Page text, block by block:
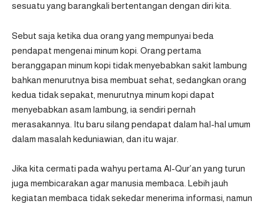
sesuatu yang barangkali bertentangan dengan diri kita.
Sebut saja ketika dua orang yang mempunyai beda
pendapat mengenai minum kopi. Orang pertama
beranggapan minum kopi tidak menyebabkan sakit lambung
bahkan menurutnya bisa membuat sehat, sedangkan orang
kedua tidak sepakat, menurutnya minum kopi dapat
menyebabkan asam lambung, ia sendiri pernah
merasakannya. Itu baru silang pendapat dalam hal-hal umum
dalam masalah keduniawian, dan itu wajar.
Jika kita cermati pada wahyu pertama Al-Qur’an yang turun
juga membicarakan agar manusia membaca. Lebih jauh
kegiatan membaca tidak sekedar menerima informasi, namun